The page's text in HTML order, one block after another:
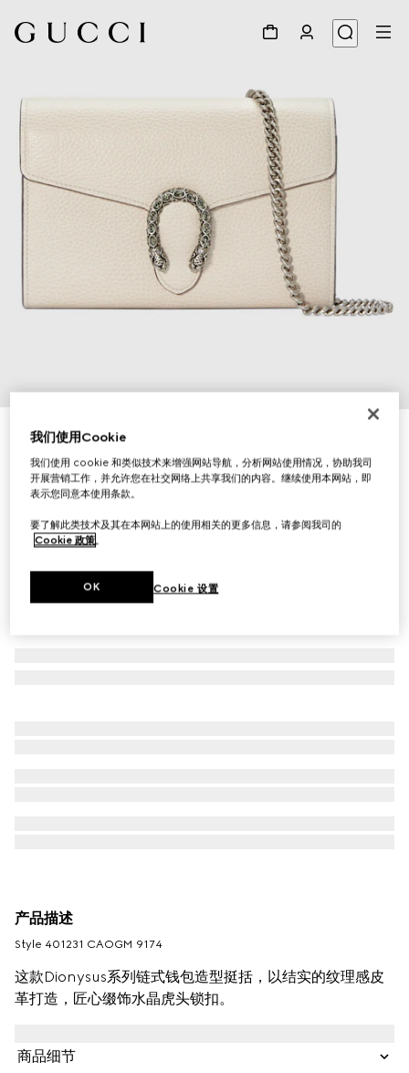
首字母个性化定制
Dionysus系列链带钱包
€ 1.085
相关款式白色皮革
产品描述
Style ‎401231 CAOGM 9174
这款Dionysus系列链式钱包造型挺括，以结实的纹理感皮
革打造，匠心缀饰水晶虎头锁扣。
商品细节
我们使用Cookie
我们使用 cookie 和类似技术来增强网站导航，分析网站使用情况，协助我司
开展营销工作，并允许您在社交网络上共享我们的内容。继续使用本网站，即
表示您同意本使用条款。
要了解此类技术及其在本网站上的使用相关的更多信息，请参阅我司的
Cookie 政策。
Cookie 设置
OK